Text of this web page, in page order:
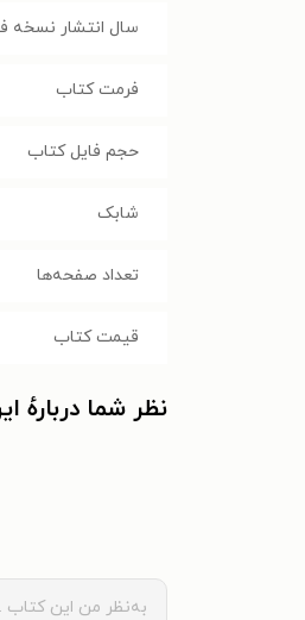
سال انتشار نسخه
فرمت کتاب
حجم فایل کتاب
شابک
تعداد صفحه‌ها
قیمت کتاب
نظر شما دربارهٔ